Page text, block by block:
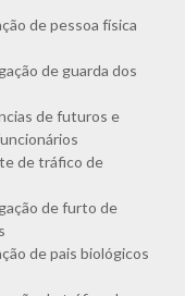
de pessoa física
de guarda dos
de futuros e
de tráfico de
de furto de
de pais biológicos